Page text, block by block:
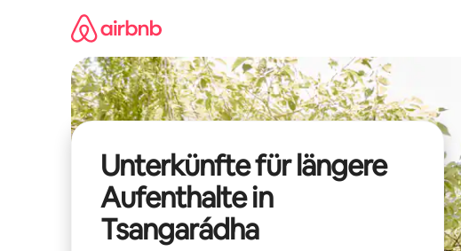
Unterkünfte für längere
Aufenthalte in
Tsangarádha